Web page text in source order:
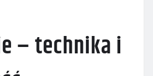
– technika i